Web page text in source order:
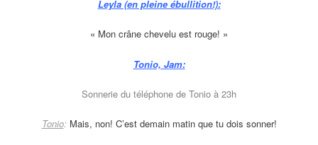
Leyla (en pleine ébullition!):
« Mon crâne chevelu est rouge! »
Tonio, Jam:
Sonnerie du téléphone de Tonio à 23h
Tonio: Mais, non! C’est demain matin que tu dois sonner!